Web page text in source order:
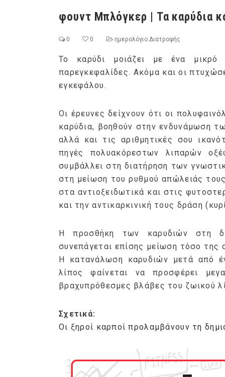
φουντ Μπλόγκερ | Τα καρύδια
0 0 ημερολόγιο Διατροφής
Το καρύδι μοιάζει με ένα
παρεγκεφαλίδες. Ακόμα και οι
εγκεφάλου.
Οι έρευνες δείχνουν ότι οι
καρύδια, βοηθούν στην ενδυνάμωση
αλλά και τις αριθμητικές σου
πηγές πολυακόρεστων λιπαρών
συμβάλλει στη διατήρηση των
στη μείωση του ρυθμού απώλειάς
στα αντιοξειδωτικά και στις
και την αντικαρκινική τους δράση
Η προσθήκη των καρυδιών στη
συνεπάγεται επίσης μείωση τόσο της
Η κατανάλωση καρυδιών μετά από
λίπος φαίνεται να προσφέρει
βραχυπρόθεσμες βλάβες του ζωικού
Σχετικά:
Οι ξηροί καρποί προλαμβάνουν τη